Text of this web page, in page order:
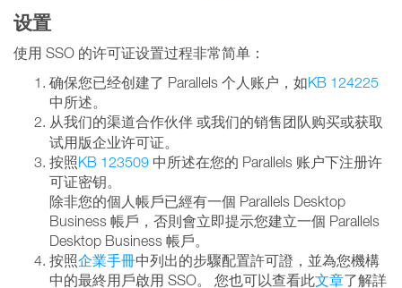
设置
使用 SSO 的许可证设置过程非常简单：
确保您已经创建了 Parallels 个人账户，如KB 124225
中所述。
从我们的渠道合作伙伴 或我们的销售团队购买或获取
试用版企业许可证。
按照KB 123509 中所述在您的 Parallels 账户下注册许
可证密钥。
除非您的個人帳戶已經有一個 Parallels Desktop
Business 帳戶，否則會立即提示您建立一個 Parallels
Desktop Business 帳戶。
按照企業手冊中列出的步驟配置許可證，並為您機構
中的最終用戶啟用 SSO。 您也可以查看此文章了解詳